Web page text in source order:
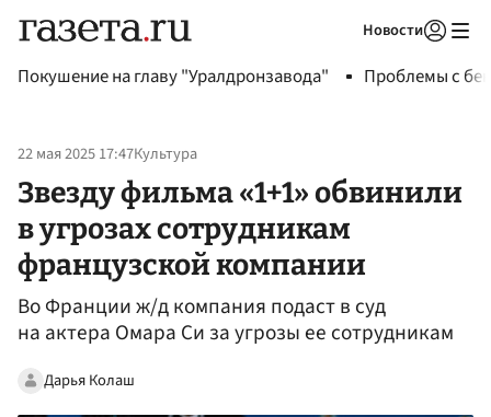
Новости
Покушение на главу "Уралдронзавода" Проблемы с
22 мая 2025 17:47Культура
Звезду фильма «1+1» обвинили
в угрозах сотрудникам
французской компании
Во Франции ж/д компания подаст в суд
на актера Омара Си за угрозы ее сотрудникам
Дарья Колаш